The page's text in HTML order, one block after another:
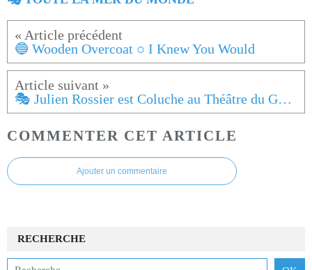
🔵 Wooden Overcoat ○ I Knew You Would
🎭 Julien Rossier est Coluche au Théâtre du Gymnase
COMMENTER CET ARTICLE
Ajouter un commentaire
RECHERCHE